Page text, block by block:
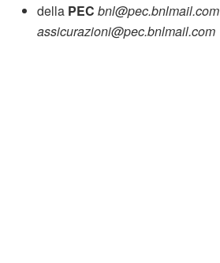
della PEC bnl@pec.bnlmail.com
assicurazioni@pec.bnlmail.com